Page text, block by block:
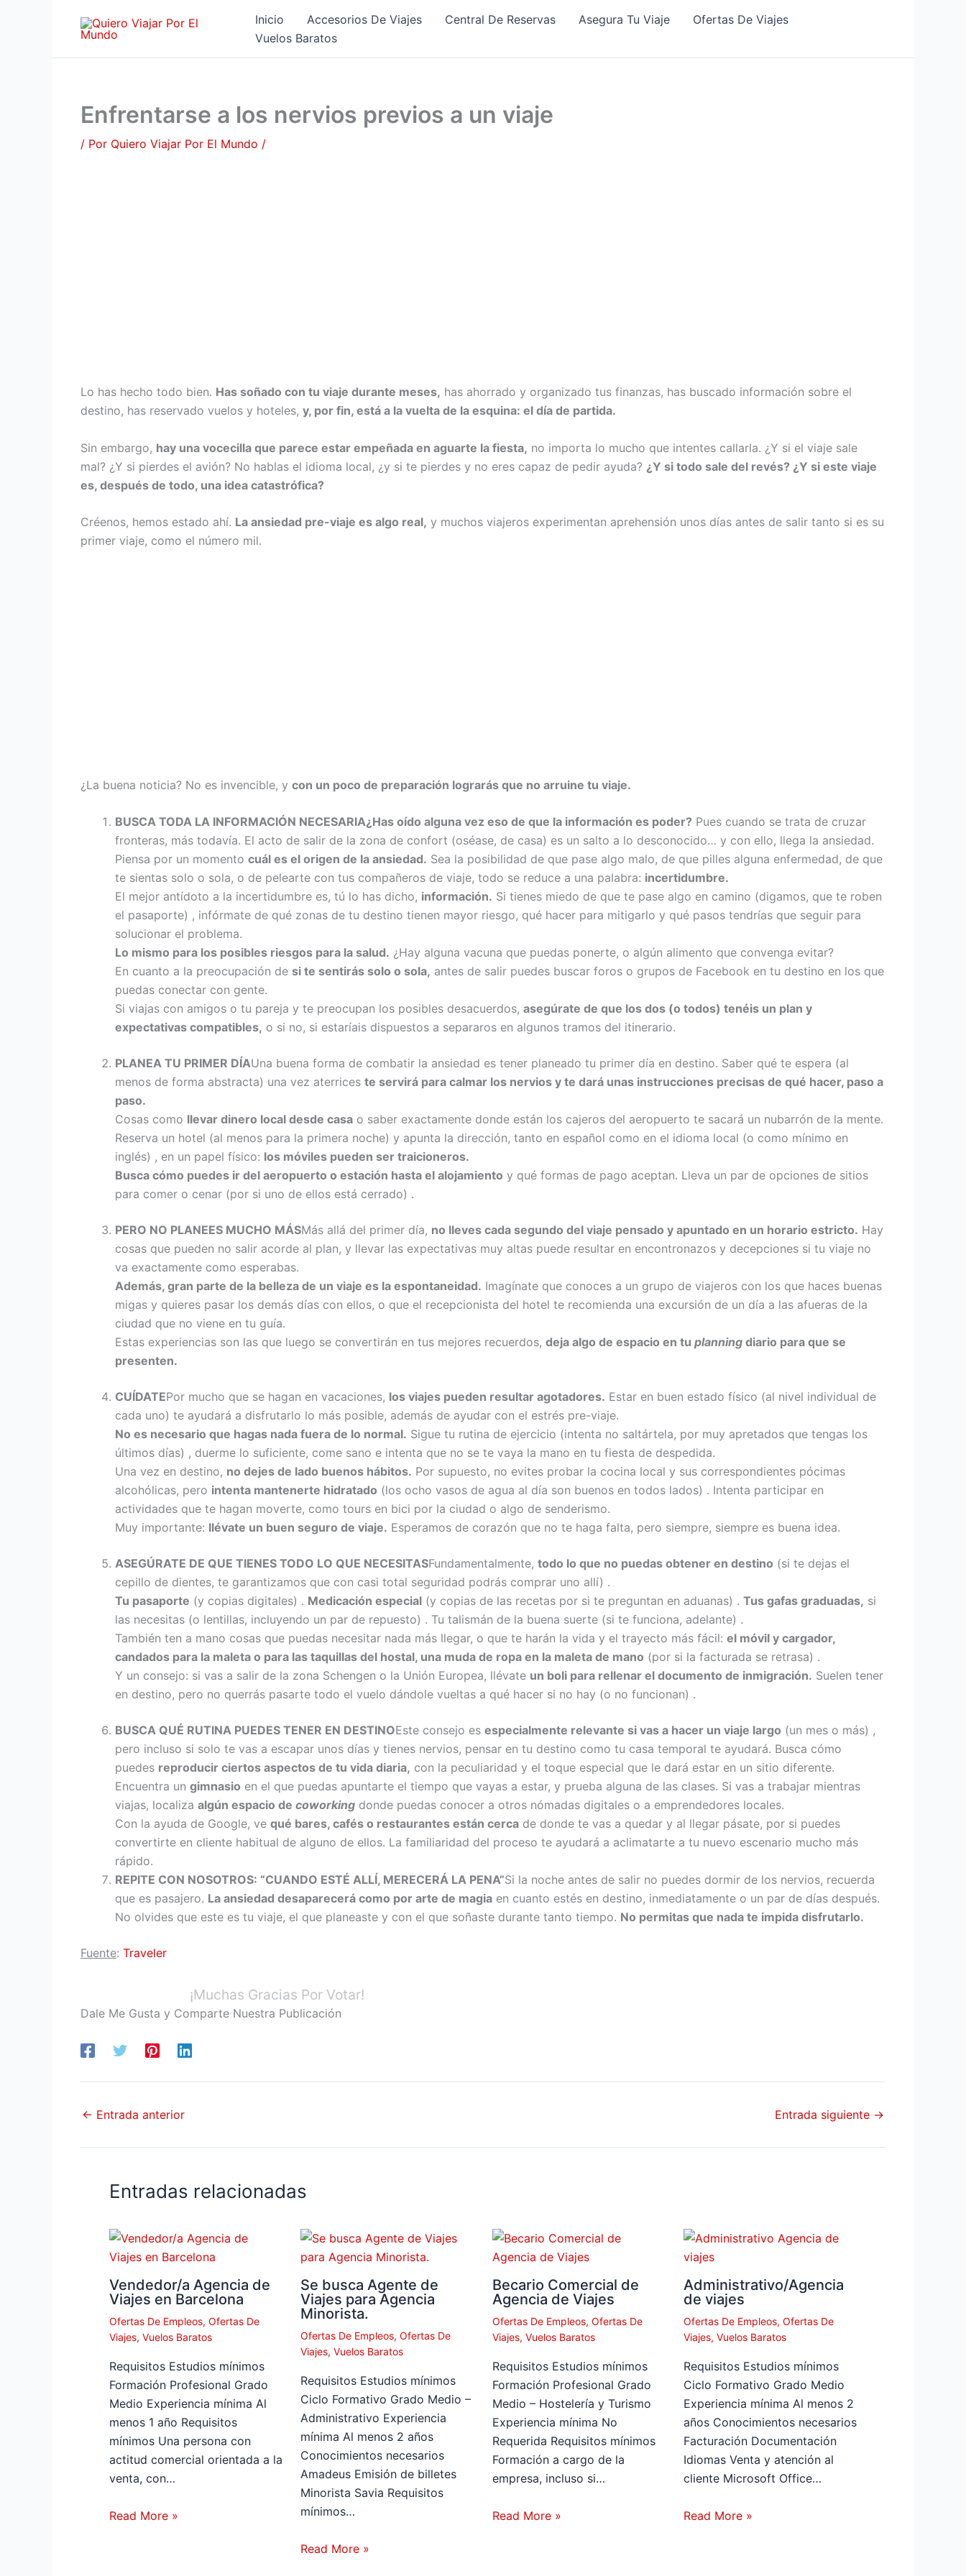
Inicio Accesorios De Viajes Central De Reservas Asegura Tu Viaje
Ofertas De Viajes
Vuelos Baratos
Enfrentarse a los nervios previos a un viaje
/ Por Quiero Viajar Por El Mundo /
Lo has hecho todo bien. Has soñado con tu viaje durante meses, has ahorrado y organizado tus finanzas, has buscado información sobre el
destino, has reservado vuelos y hoteles, y, por fin, está a la vuelta de la esquina: el día de partida.
Sin embargo, hay una vocecilla que parece estar empeñada en aguarte la fiesta, no importa lo mucho que intentes callarla. ¿Y si el viaje sale
mal? ¿Y si pierdes el avión? No hablas el idioma local, ¿y si te pierdes y no eres capaz de pedir ayuda? ¿Y si todo sale del revés? ¿Y si este viaje
es, después de todo, una idea catastrófica?
Créenos, hemos estado ahí. La ansiedad pre-viaje es algo real, y muchos viajeros experimentan aprehensión unos días antes de salir tanto si es su
primer viaje, como el número mil.
¿La buena noticia? No es invencible, y con un poco de preparación lograrás que no arruine tu viaje.
BUSCA TODA LA INFORMACIÓN NECESARIA¿Has oído alguna vez eso de que la información es poder? Pues cuando se trata de cruzar
fronteras, más todavía. El acto de salir de la zona de confort (oséase, de casa) es un salto a lo desconocido… y con ello, llega la ansiedad.
Piensa por un momento cuál es el origen de la ansiedad. Sea la posibilidad de que pase algo malo, de que pilles alguna enfermedad, de que
te sientas solo o sola, o de pelearte con tus compañeros de viaje, todo se reduce a una palabra: incertidumbre.
El mejor antídoto a la incertidumbre es, tú lo has dicho, información. Si tienes miedo de que te pase algo en camino (digamos, que te roben
el pasaporte) , infórmate de qué zonas de tu destino tienen mayor riesgo, qué hacer para mitigarlo y qué pasos tendrías que seguir para
solucionar el problema.
Lo mismo para los posibles riesgos para la salud. ¿Hay alguna vacuna que puedas ponerte, o algún alimento que convenga evitar?
En cuanto a la preocupación de si te sentirás solo o sola, antes de salir puedes buscar foros o grupos de Facebook en tu destino en los que
puedas conectar con gente.
Si viajas con amigos o tu pareja y te preocupan los posibles desacuerdos, asegúrate de que los dos (o todos) tenéis un plan y
expectativas compatibles, o si no, si estaríais dispuestos a separaros en algunos tramos del itinerario.
PLANEA TU PRIMER DÍAUna buena forma de combatir la ansiedad es tener planeado tu primer día en destino. Saber qué te espera (al
menos de forma abstracta) una vez aterrices te servirá para calmar los nervios y te dará unas instrucciones precisas de qué hacer, paso a
paso.
Cosas como llevar dinero local desde casa o saber exactamente donde están los cajeros del aeropuerto te sacará un nubarrón de la mente.
Reserva un hotel (al menos para la primera noche) y apunta la dirección, tanto en español como en el idioma local (o como mínimo en
inglés) , en un papel físico: los móviles pueden ser traicioneros.
Busca cómo puedes ir del aeropuerto o estación hasta el alojamiento y qué formas de pago aceptan. Lleva un par de opciones de sitios
para comer o cenar (por si uno de ellos está cerrado) .
PERO NO PLANEES MUCHO MÁSMás allá del primer día, no lleves cada segundo del viaje pensado y apuntado en un horario estricto. Hay
cosas que pueden no salir acorde al plan, y llevar las expectativas muy altas puede resultar en encontronazos y decepciones si tu viaje no
va exactamente como esperabas.
Además, gran parte de la belleza de un viaje es la espontaneidad. Imagínate que conoces a un grupo de viajeros con los que haces buenas
migas y quieres pasar los demás días con ellos, o que el recepcionista del hotel te recomienda una excursión de un día a las afueras de la
ciudad que no viene en tu guía.
Estas experiencias son las que luego se convertirán en tus mejores recuerdos, deja algo de espacio en tu planning diario para que se
presenten.
CUÍDATEPor mucho que se hagan en vacaciones, los viajes pueden resultar agotadores. Estar en buen estado físico (al nivel individual de
cada uno) te ayudará a disfrutarlo lo más posible, además de ayudar con el estrés pre-viaje.
No es necesario que hagas nada fuera de lo normal. Sigue tu rutina de ejercicio (intenta no saltártela, por muy apretados que tengas los
últimos días) , duerme lo suficiente, come sano e intenta que no se te vaya la mano en tu fiesta de despedida.
Una vez en destino, no dejes de lado buenos hábitos. Por supuesto, no evites probar la cocina local y sus correspondientes pócimas
alcohólicas, pero intenta mantenerte hidratado (los ocho vasos de agua al día son buenos en todos lados) . Intenta participar en
actividades que te hagan moverte, como tours en bici por la ciudad o algo de senderismo.
Muy importante: llévate un buen seguro de viaje. Esperamos de corazón que no te haga falta, pero siempre, siempre es buena idea.
ASEGÚRATE DE QUE TIENES TODO LO QUE NECESITASFundamentalmente, todo lo que no puedas obtener en destino (si te dejas el
cepillo de dientes, te garantizamos que con casi total seguridad podrás comprar uno allí) .
Tu pasaporte (y copias digitales) . Medicación especial (y copias de las recetas por si te preguntan en aduanas) . Tus gafas graduadas, si
las necesitas (o lentillas, incluyendo un par de repuesto) . Tu talismán de la buena suerte (si te funciona, adelante) .
También ten a mano cosas que puedas necesitar nada más llegar, o que te harán la vida y el trayecto más fácil: el móvil y cargador,
candados para la maleta o para las taquillas del hostal, una muda de ropa en la maleta de mano (por si la facturada se retrasa) .
Y un consejo: si vas a salir de la zona Schengen o la Unión Europea, llévate un boli para rellenar el documento de inmigración. Suelen tener
en destino, pero no querrás pasarte todo el vuelo dándole vueltas a qué hacer si no hay (o no funcionan) .
BUSCA QUÉ RUTINA PUEDES TENER EN DESTINOEste consejo es especialmente relevante si vas a hacer un viaje largo (un mes o más) ,
pero incluso si solo te vas a escapar unos días y tienes nervios, pensar en tu destino como tu casa temporal te ayudará. Busca cómo
puedes reproducir ciertos aspectos de tu vida diaria, con la peculiaridad y el toque especial que le dará estar en un sitio diferente.
Encuentra un gimnasio en el que puedas apuntarte el tiempo que vayas a estar, y prueba alguna de las clases. Si vas a trabajar mientras
viajas, localiza algún espacio de coworking donde puedas conocer a otros nómadas digitales o a emprendedores locales.
Con la ayuda de Google, ve qué bares, cafés o restaurantes están cerca de donde te vas a quedar y al llegar pásate, por si puedes
convertirte en cliente habitual de alguno de ellos. La familiaridad del proceso te ayudará a aclimatarte a tu nuevo escenario mucho más
rápido.
REPITE CON NOSOTROS: “CUANDO ESTÉ ALLÍ, MERECERÁ LA PENA”Si la noche antes de salir no puedes dormir de los nervios, recuerda
que es pasajero. La ansiedad desaparecerá como por arte de magia en cuanto estés en destino, inmediatamente o un par de días después.
No olvides que este es tu viaje, el que planeaste y con el que soñaste durante tanto tiempo. No permitas que nada te impida disfrutarlo.
Fuente: Traveler
¡Muchas Gracias Por Votar!
Dale Me Gusta y Comparte Nuestra Publicación
← Entrada anterior Entrada siguiente →
Entradas relacionadas
Vendedor/a Agencia de
Viajes en Barcelona
Ofertas De Empleos, Ofertas De
Viajes, Vuelos Baratos
Requisitos Estudios mínimos
Formación Profesional Grado
Medio Experiencia mínima Al
menos 1 año Requisitos
mínimos Una persona con
actitud comercial orientada a la
venta, con…
Read More »
Se busca Agente de
Viajes para Agencia
Minorista.
Ofertas De Empleos,Ofertas De
Viajes,Vuelos Baratos
Requisitos Estudios mínimos
Ciclo Formativo Grado Medio –
Administrativo Experiencia
mínima Al menos 2 años
Conocimientos necesarios
Amadeus Emisión de billetes
Minorista Savia Requisitos
mínimos…
Read More »
Becario Comercial de
Agencia de Viajes
Ofertas De Empleos, Ofertas De
Viajes, Vuelos Baratos
Requisitos Estudios mínimos
Formación Profesional Grado
Medio – Hostelería y Turismo
Experiencia mínima No
Requerida Requisitos mínimos
Formación a cargo de la
empresa, incluso si…
Read More »
Administrativo/Agencia
de viajes
Ofertas De Empleos, Ofertas De
Viajes, Vuelos Baratos
Requisitos Estudios mínimos
Ciclo Formativo Grado Medio
Experiencia mínima Al menos 2
años Conocimientos necesarios
Facturación Documentación
Idiomas Venta y atención al
cliente Microsoft Office…
Read More »